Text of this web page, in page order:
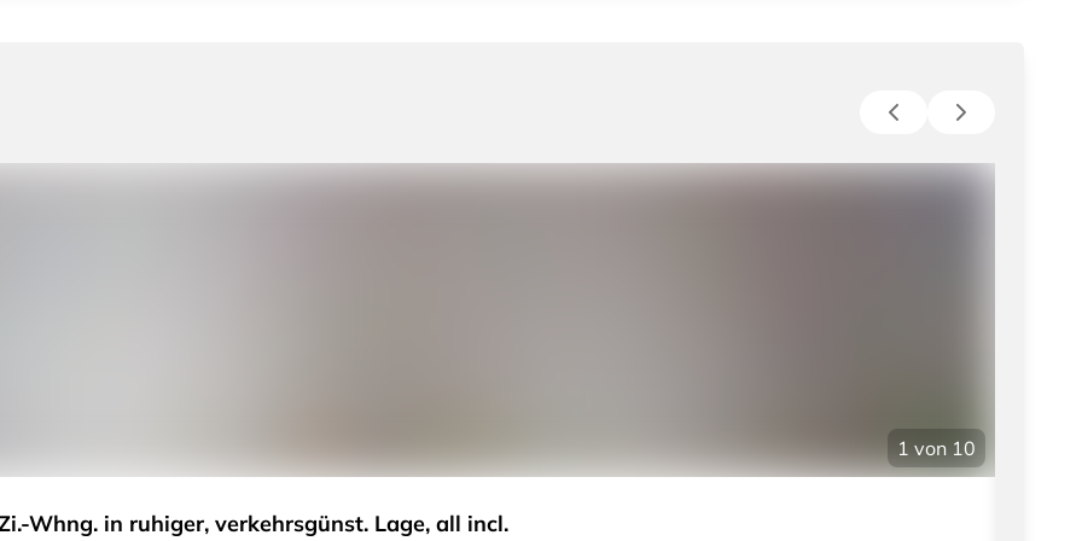
1 von 10
Whng. in ruhiger, verkehrsgünst. Lage, all incl.